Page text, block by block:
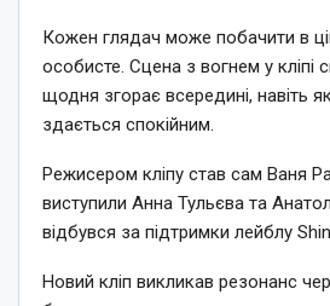
Кожен глядач може побачити в
особисте. Сцена з вогнем у кліпі
щодня згорає всередині, навіть
здається спокійним.
Режисером кліпу став сам Ваня
виступили Анна Тульєва та
відбувся за підтримки лейблу
Новий кліп викликав резонанс